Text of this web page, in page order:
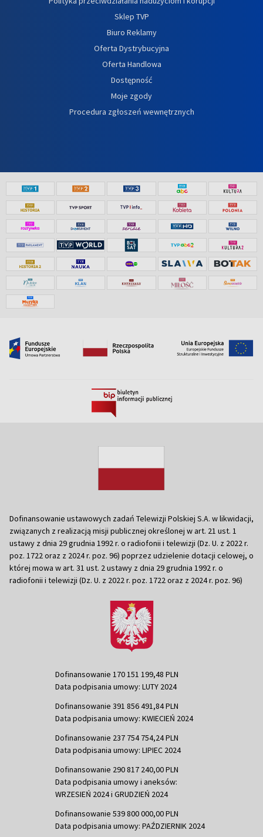
Sklep TVP
Biuro Reklamy
Oferta Dystrybucyjna
Oferta Handlowa
Dostępność
Moje zgody
Procedura zgłoszeń wewnętrznych
Dofinansowanie ustawowych zadań Telewizji Polskiej S.A. w likwidacji,
związanych z realizacją misji publicznej określonej w art. 21 ust. 1
ustawy z dnia 29 grudnia 1992 r. o radiofonii i telewizji (Dz. U. z 2022 r.
poz. 1722 oraz z 2024 r. poz. 96) poprzez udzielenie dotacji celowej, o
której mowa w art. 31 ust. 2 ustawy z dnia 29 grudnia 1992 r. o
radiofonii i telewizji (Dz. U. z 2022 r. poz. 1722 oraz z 2024 r. poz. 96)
Dofinansowanie 170 151 199,48 PLN
Data podpisania umowy: LUTY 2024
Dofinansowanie 391 856 491,84 PLN
Data podpisania umowy: KWIECIEŃ 2024
Dofinansowanie 237 754 754,24 PLN
Data podpisania umowy: LIPIEC 2024
Dofinansowanie 290 817 240,00 PLN
Data podpisania umowy i aneksów:
WRZESIEŃ 2024 i GRUDZIEŃ 2024
Dofinansowanie 539 800 000,00 PLN
Data podpisania umowy: PAŹDZIERNIK 2024